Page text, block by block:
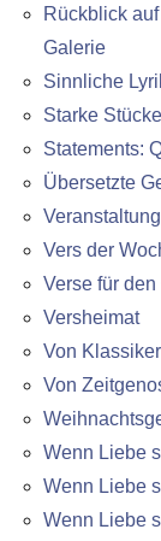
Rückblick
Galerie
Sinnliche
Starke
Statements:
Übersetzte
Vers der
Verse für den
Versheimat
Von
Von
Wenn Liebe
Wenn Liebe
Wenn Liebe